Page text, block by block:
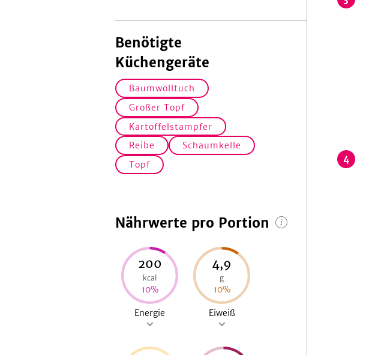
Benötigte
Küchengeräte
Baumwolltuch
Großer Topf
Kartoffelstampfer
Reibe
Schaumkelle
Topf
Nährwerte pro Portion
200
kcal
10%
Energie
4,9
g
10%
Eiweiß
4